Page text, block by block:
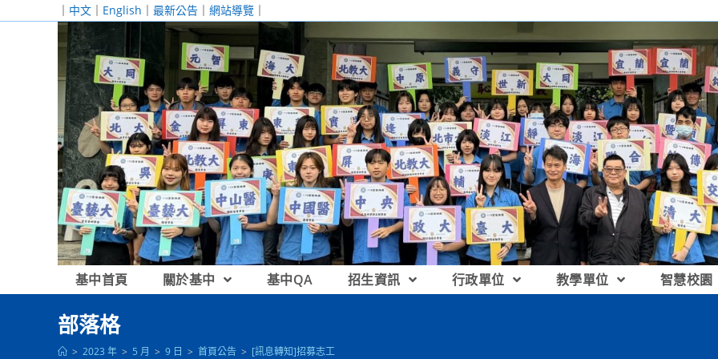
｜ 中文 ｜ English ｜ 最新公告 ｜ 網站導覽 ｜
基中首頁 關於基中 基中QA 招生資訊 行政單位 教學單位 智慧校園
部落格
> 2023 年 > 5 月 > 9 日 > 首頁公告 > [訊息轉知]招募志工